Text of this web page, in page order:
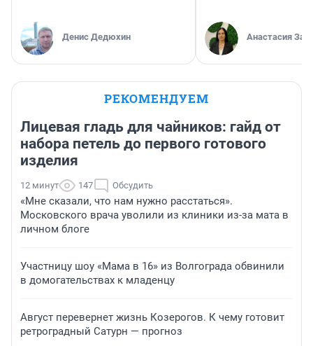
Денис Дедюхин Анастасия
РЕКОМЕНДУЕМ
Лицевая гладь для чайников: гайд от
набора петель до первого готового
изделия
12 минут 147 Обсудить
«Мне сказали, что нам нужно расстаться».
Московского врача уволили из клиники из-за мата в
личном блоге
Участницу шоу «Мама в 16» из Волгограда обвинили
в домогательствах к младенцу
Август перевернет жизнь Козерогов. К чему готовит
ретроградный Сатурн — прогноз